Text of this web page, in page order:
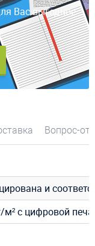
Вас выгодное
Вопрос-
и
м² с цифровой